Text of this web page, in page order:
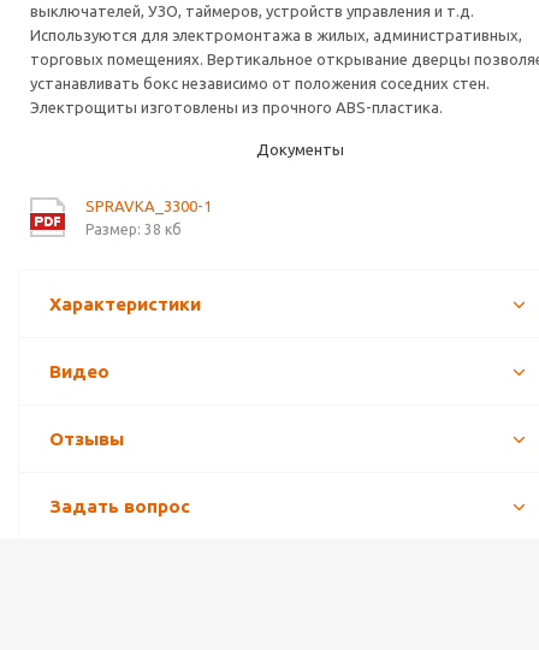
выключателей, УЗО, таймеров, устройств управления и т.д.
Используются для электромонтажа в жилых, административных,
торговых помещениях. Вертикальное открывание дверцы
устанавливать бокс независимо от положения соседних стен.
Электрощиты изготовлены из прочного ABS-пластика.
Документы
SPRAVKA_3300-1
Размер: 38 кб
Характеристики
Видео
Отзывы
Задать вопрос